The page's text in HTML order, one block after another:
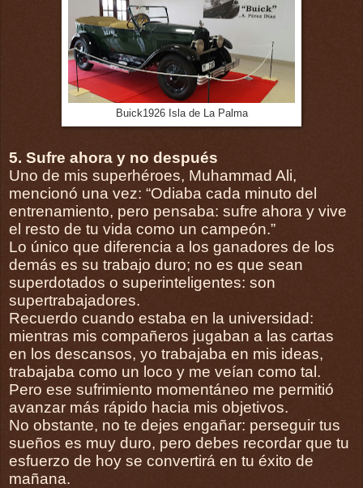
Buick1926 Isla de La Palma
5. Sufre ahora y no después
Uno de mis superhéroes, Muhammad Ali,
mencionó una vez: “Odiaba cada minuto del
entrenamiento, pero pensaba: sufre ahora y vive
el resto de tu vida como un campeón.”
Lo único que diferencia a los ganadores de los
demás es su trabajo duro; no es que sean
superdotados o superinteligentes: son
supertrabajadores.
Recuerdo cuando estaba en la universidad:
mientras mis compañeros jugaban a las cartas
en los descansos, yo trabajaba en mis ideas,
trabajaba como un loco y me veían como tal.
Pero ese sufrimiento momentáneo me permitió
avanzar más rápido hacia mis objetivos.
No obstante, no te dejes engañar: perseguir tus
sueños es muy duro, pero debes recordar que tu
esfuerzo de hoy se convertirá en tu éxito de
mañana.